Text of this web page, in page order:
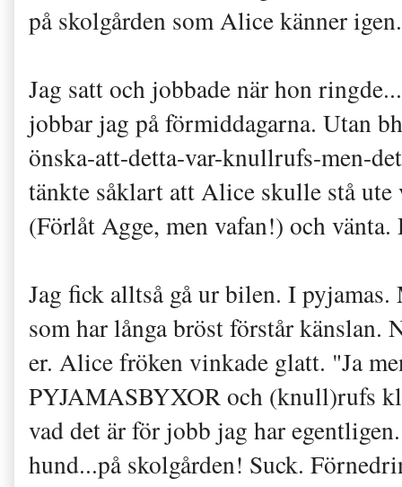
på skolgården som Alice känner
Jag satt och jobbade när hon
jobbar jag på förmiddagarna. Utan
önska-att-detta-var-knullrufs-men-
tänkte såklart att Alice skulle stå
(Förlåt Agge, men vafan!) och
Jag fick alltså gå ur bilen. I
som har långa bröst förstår känslan.
er. Alice fröken vinkade glatt. "Ja
PYJAMASBYXOR och (knull)rufs
vad det är för jobb jag har
hund...på skolgården! Suck.